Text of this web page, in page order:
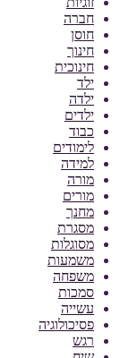
חברה
חוסן
חינוך
חינוכית
ילד
ילדה
ילדים
כבוד
לימודים
למידה
מורה
מורים
מחנך
מסגרת
מסוגלות
משמעות
משפחה
סמכות
עשייה
פסיכולוגיה
רגש